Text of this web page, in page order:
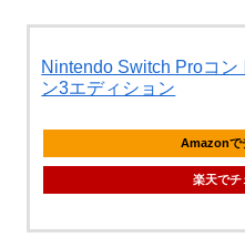
Nintendo Switch Proコ
ン3エディション
Amazonで
楽天でチ